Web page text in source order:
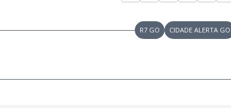
R7 GO CIDADE ALERTA GO